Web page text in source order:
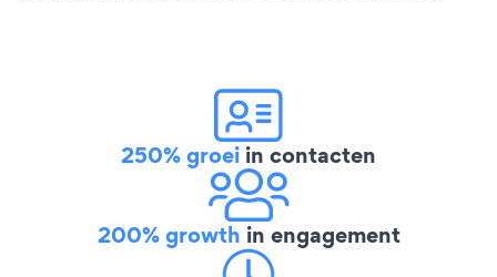
250% groei in contacten
200% growth in engagement